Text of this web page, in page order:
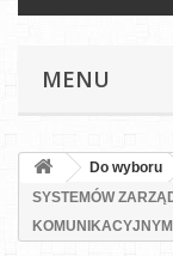
MENU
Do wyboru
SYSTEMÓW